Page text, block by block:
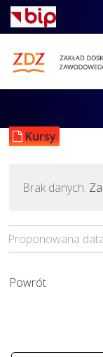
Kursy
Brak danych.
Powrót